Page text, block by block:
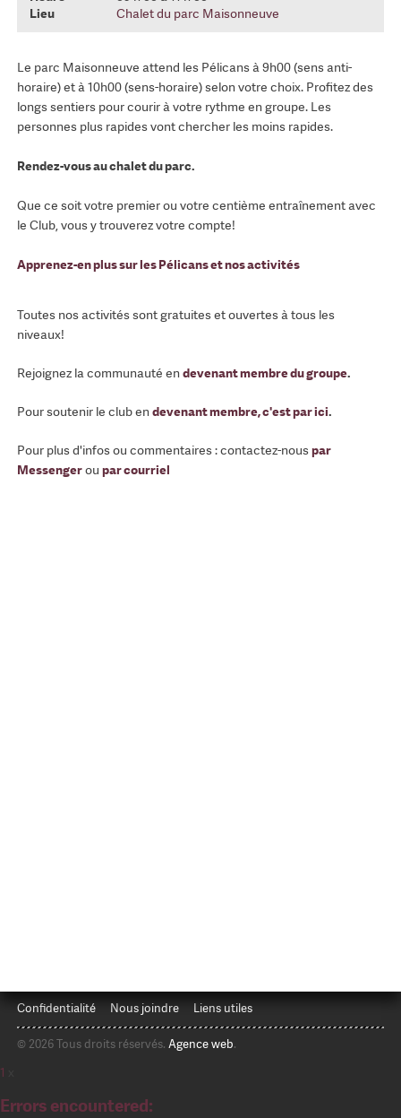
Lieu
Chalet du parc Maisonneuve
Le parc Maisonneuve attend les Pélicans à 9h00 (sens anti-
horaire) et à 10h00 (sens-horaire) selon votre choix. Profitez des
longs sentiers pour courir à votre rythme en groupe. Les
personnes plus rapides vont chercher les moins rapides.
Rendez-vous au chalet du parc.
Que ce soit votre premier ou votre centième entraînement avec
le Club, vous y trouverez votre compte!
Apprenez-en plus sur les Pélicans et nos activités
Toutes nos activités sont gratuites et ouvertes à tous les
niveaux!
Rejoignez la communauté endevenant membre du groupe.
Pour soutenir le club endevenant membre, c'est par ici.
Pour plus d'infos ou commentaires : contactez-nouspar
Messengerou par courriel
Confidentialité Nous joindre Liens utiles
© 2026 Tous droits réservés. Agence web.
1
Errors encountered: